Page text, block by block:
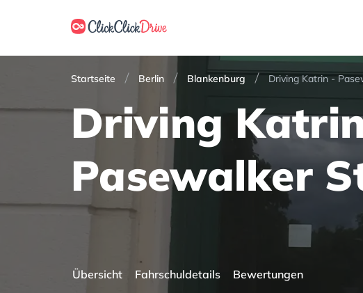
Startseite Berlin Blankenburg Driving Katrin -
Driving
Pasewalker
Übersicht Fahrschuldetails Bewertungen